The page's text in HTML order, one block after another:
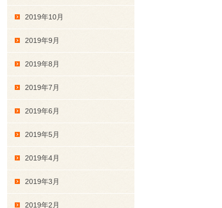
2019年10月
2019年9月
2019年8月
2019年7月
2019年6月
2019年5月
2019年4月
2019年3月
2019年2月